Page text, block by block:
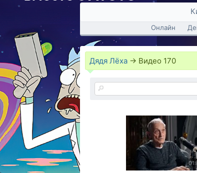
Онлайн
Дядя Лёха → Видео 170